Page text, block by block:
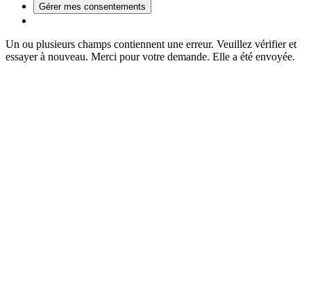
Gérer mes consentements
Un ou plusieurs champs contiennent une erreur. Veuillez vérifier et
essayer à nouveau. Merci pour votre demande. Elle a été envoyée.